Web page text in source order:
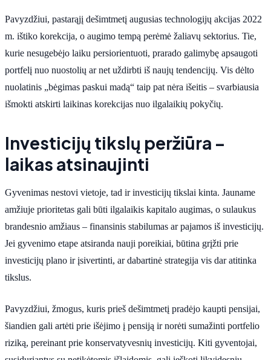
Pavyzdžiui, pastarąjį dešimtmetį augusias technologijų akcijas 2022
m. ištiko korekcija, o augimo tempą perėmė žaliavų sektorius. Tie,
kurie nesugebėjo laiku persiorientuoti, prarado galimybę apsaugoti
portfelį nuo nuostolių ar net uždirbti iš naujų tendencijų. Vis dėlto
nuolatinis „bėgimas paskui madą“ taip pat nėra išeitis – svarbiausia
išmokti atskirti laikinas korekcijas nuo ilgalaikių pokyčių.
Investicijų tikslų peržiūra –
laikas atsinaujinti
Gyvenimas nestovi vietoje, tad ir investicijų tikslai kinta. Jauname
amžiuje prioritetas gali būti ilgalaikis kapitalo augimas, o sulaukus
brandesnio amžiaus – finansinis stabilumas ar pajamos iš investicijų.
Jei gyvenimo etape atsiranda nauji poreikiai, būtina grįžti prie
investicijų plano ir įsivertinti, ar dabartinė strategija vis dar atitinka
tikslus.
Pavyzdžiui, žmogus, kuris prieš dešimtmetį pradėjo kaupti pensijai,
šiandien gali artėti prie išėjimo į pensiją ir norėti sumažinti portfelio
riziką, pereinant prie konservatyvesnių investicijų. Kiti gyventojai,